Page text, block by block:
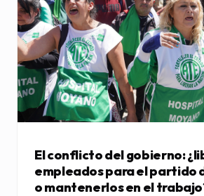
El conflicto del gobierno:
empleados para el partido
o mantenerlos en el